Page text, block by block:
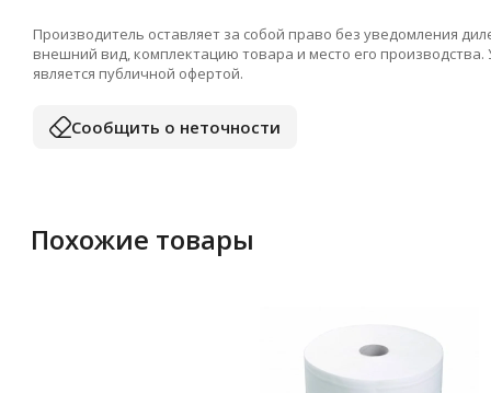
Производитель оставляет за собой право без уведомления
внешний вид, комплектацию товара и место его
является публичной офертой.
Сообщить о неточности
Похожие товары